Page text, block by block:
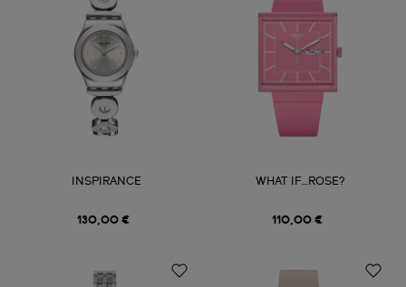
INSPIRANCE
130,00 €
WHAT IF…ROSE?
110,00 €